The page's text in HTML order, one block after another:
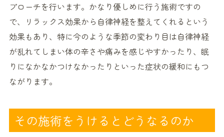
プローチを行います。かなり優しめに行う施術ですの
で、リラックス効果から自律神経を整えてくれるという
効果もあり、特に今のような季節の変わり目は自律神経
が乱れてしまい体の辛さや痛みを感じやすかったり、眠
りになかなかつけなかったりといった症状の緩和にもつ
ながります。
その施術をうけるとどうなるのか